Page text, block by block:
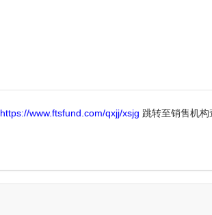
https://www.ftsfund.com/qxjj/xsjg 跳转至销售机